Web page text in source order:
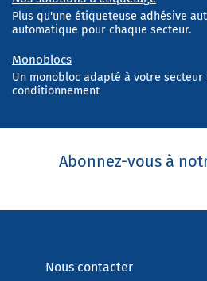
Plus qu'une étiqueteuse adhésive
automatique pour chaque secteur.
Monoblocs
Un monobloc adapté à votre
conditionnement
Abonnez-vous à
Nous contacter